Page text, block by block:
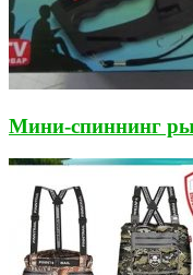
Мини-спиннинг